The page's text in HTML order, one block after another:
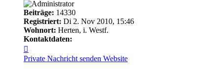
Beiträge: 14330
Registriert: Di 2. Nov 2010, 15:46
Wohnort: Herten, i. Westf.
Kontaktdaten:
von
Steini
Private Nachricht senden Website